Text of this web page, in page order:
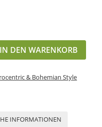
IN DEN WARENKORB
& Bohemian Style
INFORMATIONEN